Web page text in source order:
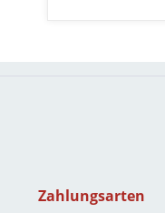
Zahlungsarten